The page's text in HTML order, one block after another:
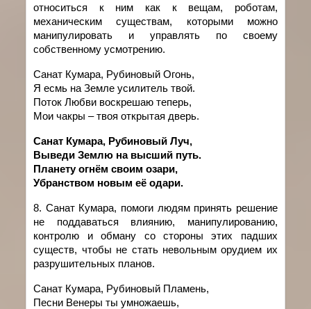
относиться к ним как к вещам, роботам,
механическим существам, которыми можно
манипулировать и управлять по своему
собственному усмотрению.
Санат Кумара, Рубиновый Огонь,
Я есмь на Земле усилитель твой.
Поток Любви воскрешаю теперь,
Мои чакры – твоя открытая дверь.
Санат Кумара, Рубиновый Луч,
Выведи Землю на высший путь.
Планету огнём своим озари,
Убранством новым её одари.
8. Санат Кумара, помоги людям принять решение
не поддаваться влиянию, манипулированию,
контролю и обману со стороны этих падших
существ, чтобы не стать невольным орудием их
разрушительных планов.
Санат Кумара, Рубиновый Пламень,
Песни Венеры ты умножаешь,